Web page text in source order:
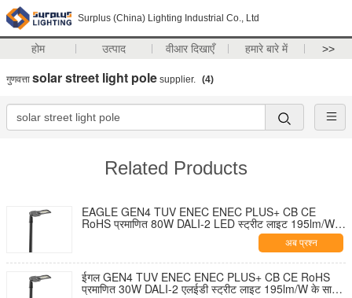
Surplus (China) Lighting Industrial Co., Ltd
होम उत्पाद वीआर दिखाएँ हमारे बारे में >>
गुणवत्ता solar street light pole supplier. (4)
Related Products
EAGLE GEN4 TUV ENEC ENEC PLUS+ CB CE
RoHS प्रमाणित 80W DALI-2 LED स्ट्रीट लाइट 195lm/W 7
पिन NEMA सॉकेट शॉर्टिंग कैप और 10KV SPD के साथ टूल-फ्री
अब प्रश्न
ईगल GEN4 TUV ENEC ENEC PLUS+ CB CE RoHS
प्रमाणित 30W DALI-2 एलईडी स्ट्रीट लाइट 195lm/W के साथ